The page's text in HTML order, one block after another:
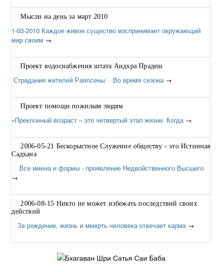
Мысли на день за март 2010
1-03-2010 Каждое живое существо воспринимает окружающий
мир своим →
Проект водоснабжения штата Андхра Прадеш
Страдания жителей Раялсены Во время сезона→
Проект помощи пожилым людям
«Преклонный возраст – это четвертый этап жизни. Когда→
2006-05-21 Бескорыстное Служение обществу - это Истинная
Садхана
Все имена и формы - проявление Недвойственного Высшего
→
2006-08-15 Никто не может избежать последствий своих
действий
За рождение, жизнь и ммерть человека отвечает карма→